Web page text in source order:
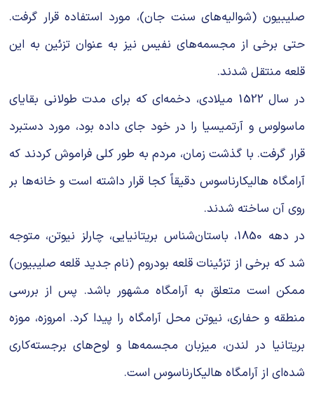
صلیبیون (شوالیه‌های سنت جان)، مورد استفاده قرار گرفت.
حتی برخی از مجسمه‌های نفیس نیز به عنوان تزئین به این
قلعه منتقل شدند.
در سال 1522 میلادی، دخمه‌ای که برای مدت طولانی بقایای
ماسولوس و آرتمیسیا را در خود جای داده بود، مورد دستبرد
قرار گرفت. با گذشت زمان، مردم به طور کلی فراموش کردند که
آرامگاه هالیکارناسوس دقیقاً کجا قرار داشته است و خانه‌ها بر
روی آن ساخته شدند.
در دهه 1850، باستان‌شناس بریتانیایی، چارلز نیوتن، متوجه
شد که برخی از تزئینات قلعه بودروم (نام جدید قلعه صلیبیون)
ممکن است متعلق به آرامگاه مشهور باشد. پس از بررسی
منطقه و حفاری، نیوتن محل آرامگاه را پیدا کرد. امروزه، موزه
بریتانیا در لندن، میزبان مجسمه‌ها و لوح‌های برجسته‌کاری
شده‌ای از آرامگاه هالیکارناسوس است.